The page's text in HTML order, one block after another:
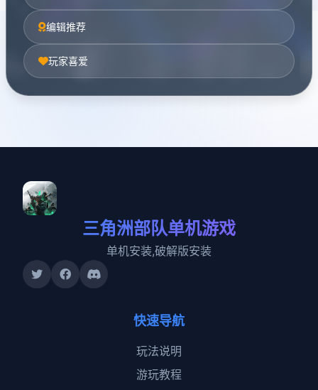
编辑推荐
玩家喜爱
三角洲部队单机游戏
单机安装,破解版安装
快速导航
玩法说明
游玩教程